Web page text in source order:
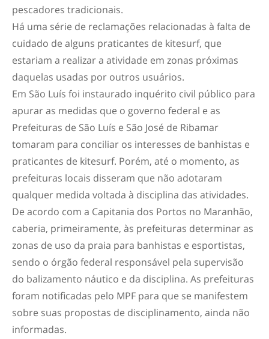
pescadores tradicionais.
Há uma série de reclamações relacionadas à falta de
cuidado de alguns praticantes de kitesurf, que
estariam a realizar a atividade em zonas próximas
daquelas usadas por outros usuários.
Em São Luís foi instaurado inquérito civil público para
apurar as medidas que o governo federal e as
Prefeituras de São Luís e São José de Ribamar
tomaram para conciliar os interesses de banhistas e
praticantes de kitesurf. Porém, até o momento, as
prefeituras locais disseram que não adotaram
qualquer medida voltada à disciplina das atividades.
De acordo com a Capitania dos Portos no Maranhão,
caberia, primeiramente, às prefeituras determinar as
zonas de uso da praia para banhistas e esportistas,
sendo o órgão federal responsável pela supervisão
do balizamento náutico e da disciplina. As prefeituras
foram notificadas pelo MPF para que se manifestem
sobre suas propostas de disciplinamento, ainda não
informadas.